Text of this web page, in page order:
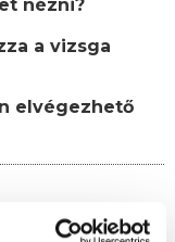
nézni?
a vizsga
elvégezhető